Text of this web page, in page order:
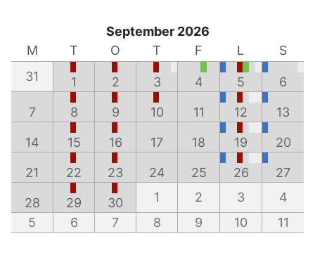
September 2026
M
T O T F L
S
31
1 2 3 4 5 6
7 8 9 10 11 12 13
14 15 16 17 18 19 20
21 22 23 24 25 26 27
28 29 30 1 2 3
4
5
6 7 8 9 10 11